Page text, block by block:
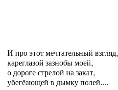
И про этот мечтательный взгляд,
кареглазой зазнобы моей,
о дороге стрелой на закат,
убегёающей в дымку полей....